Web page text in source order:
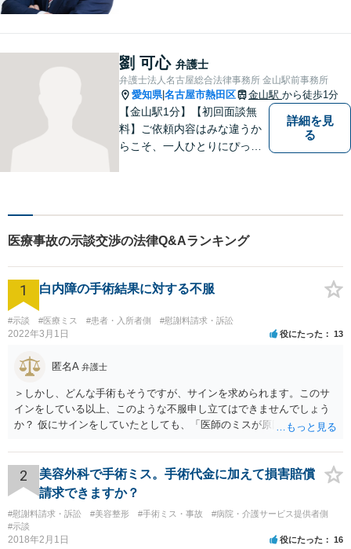
護士が、事業経営を強力サポ
ートいたします！【ネット予
約可】【駐車場あり】【見積
無料】
劉 可心 弁護士
弁護士法人名古屋総合法律事務所 金山駅前事務所
愛知県|名古屋市熱田区 金山駅 から徒歩1分
【金山駅1分】【初回面談無
料】ご依頼内容はみな違うか
らこそ、一人ひとりにぴった
ます。誰にも話せず抱えてき
た不安を、どうぞお聞かせく
ださい。【電話・WEB相談も
対応可能】
詳細を見
る
医療事故の示談交渉の法律Q&Aランキング
1 白内障の手術結果に対する不服
#示談 #医療ミス #患者・入所者側 #慰謝料請求・訴訟
2022年3月1日 役にたった 13
匿名A 弁護士
＞しかし、どんな手術もそうですが、サインを求められます。このサ
インをしている以上、このような不服申し立てはできませんでしょう
か？ 仮にサインをしていたとしても、「医師のミスが原因で老眼がひ
眼が悪化することがあるにもかかわらず、全く説明されなかったよう
な場合」には、請求することは可能です。
2
美容外科で手術ミス。手術代金に加えて損害賠償
請求できますか？
#慰謝料請求・訴訟 #美容整形 #手術ミス・事故
#病院・介護サービス提供者側
#示談
2018年2月1日 役にたった 16